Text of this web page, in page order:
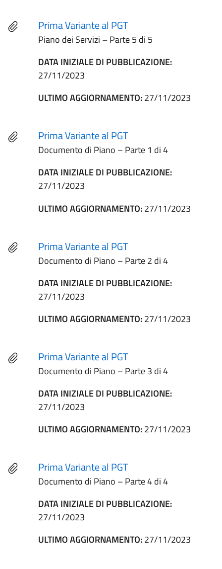
Prima Variante al PGT
Piano dei Servizi – Parte 5 di 5
DATA INIZIALE DI PUBBLICAZIONE:
27/11/2023
ULTIMO AGGIORNAMENTO:27/11/2023
Prima Variante al PGT
Documento di Piano – Parte 1 di 4
DATA INIZIALE DI PUBBLICAZIONE:
27/11/2023
ULTIMO AGGIORNAMENTO:27/11/2023
Prima Variante al PGT
Documento di Piano – Parte 2 di 4
DATA INIZIALE DI PUBBLICAZIONE:
27/11/2023
ULTIMO AGGIORNAMENTO:27/11/2023
Prima Variante al PGT
Documento di Piano – Parte 3 di 4
DATA INIZIALE DI PUBBLICAZIONE:
27/11/2023
ULTIMO AGGIORNAMENTO:27/11/2023
Prima Variante al PGT
Documento di Piano – Parte 4 di 4
DATA INIZIALE DI PUBBLICAZIONE:
27/11/2023
ULTIMO AGGIORNAMENTO:27/11/2023